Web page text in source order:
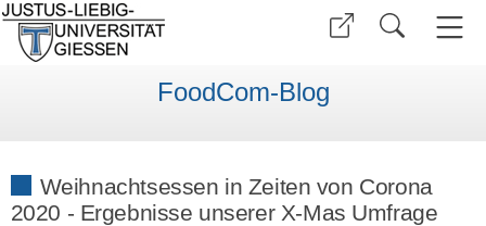
FoodCom-Blog
Weihnachtsessen in Zeiten von Corona
2020 - Ergebnisse unserer X-Mas Umfrage